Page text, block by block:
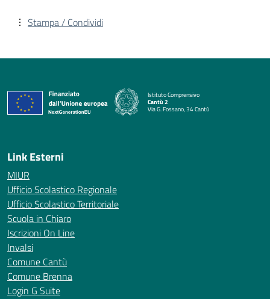
Stampa / Condividi
Istituto Comprensivo
Cantù 2
Via G. Fossano, 34 Cantù
Link Esterni
MIUR
Ufficio Scolastico Regionale
Ufficio Scolastico Territoriale
Scuola in Chiaro
Iscrizioni On Line
Invalsi
Comune Cantù
Comune Brenna
Login G Suite